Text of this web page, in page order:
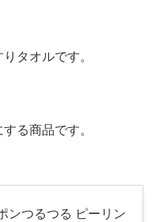
タオルです。
る商品です。
ンつるつる ピーリン